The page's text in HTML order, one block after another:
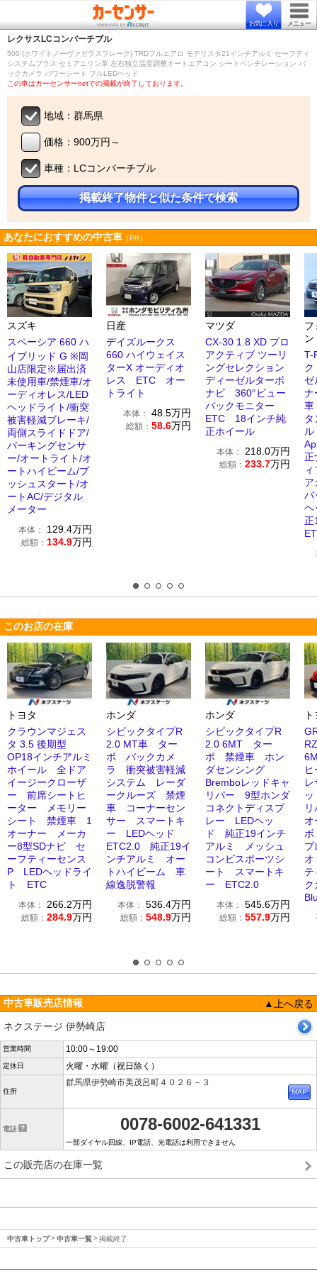
お気に入り メニュー
レクサス LCコンバーチブル
500 (ホワイトノーヴァガラスフレーク) TRDフルエアロ モデリスタ21インチアルミ セーフティ
システムプラス セミアニリン革 左右独立温度調整オートエアコン シートベンチレーション バ
ックカメラ パワーシート フルLEDヘッド
この車はカーセンサーnetでの掲載が終了しております。
地域：群馬県
価格：900万円～
車種：LCコンバーチブル
掲載終了物件と似た条件で検索
あなたにおすすめの中古車 ［PR］
スズキ
スペーシア 660 ハ
イブリッド G ※岡
山店限定※届出済
未使用車/禁煙車/オ
ーディオレス/LED
ヘッドライト/衝突
被害軽減ブレーキ/
両側スライドドア/
パーキングセンサ
ー/オートライト/オ
ートハイビーム/プ
ッシュスタート/オ
ートAC/デジタル
メーター
本体： 129.4万円
総額： 134.9万円
日産
デイズルークス
660 ハイウェイス
ターX オーディオ
レス ETC オー
トライト
本体： 48.5万円
総額： 58.6万円
マツダ
CX-30 1.8 XD プロ
アクティブ ツーリ
ングセレクション
ディーゼルターボ
ナビ 360°ビュー
バックモニター
ETC 18インチ純
正ホイール
本体： 218.0万円
総額： 233.7万円
フ
ン
T-
ク
ゼ
車
正
バ
ヘ
このお店の在庫
トヨタ
クラウンマジェス
タ 3.5 後期型
OP18インチアルミ
ホイール 全ドア
イージークローザ
ー 前席シートヒ
ーター メモリー
シート 禁煙車 1
オーナー メーカ
ー8型SDナビ セ
ーフティーセンス
P LEDヘッドライ
ト ETC
本体： 266.2万円
総額： 284.9万円
ホンダ
シビックタイプR
2.0 MT車 ター
ボ バックカメ
ラ 衝突被害軽減
システム レーダ
ークルーズ 禁煙
車 コーナーセン
サー スマートキ
ー LEDヘッド
ETC2.0 純正19イ
ンチアルミ オー
トハイビーム 車
線逸脱警報
本体： 536.4万円
総額： 548.9万円
ホンダ
シビックタイプR
2.0 6MT ター
ボ 禁煙車 ホン
ダセンシング
Bremboレッドキャ
リパー 9型ホンダ
コネクトディスプ
レー LEDヘッ
ド 純正19インチ
アルミ メッシュ
コンビスポーツシ
ート スマートキ
ー ETC2.0
本体： 545.6万円
総額： 557.9万円
プ
中古車販売店情報
▲上へ戻る
ネクステージ 伊勢崎店
営業時間 10:00～19:00
定休日 火曜・水曜（祝日除く）
住所
群馬県伊勢崎市美茂呂町４０２６－３
電話 0078-6002-641331
一部ダイヤル回線、IP電話、光電話は利用できません
この販売店の在庫一覧
中古車トップ 中古車一覧 掲載終了